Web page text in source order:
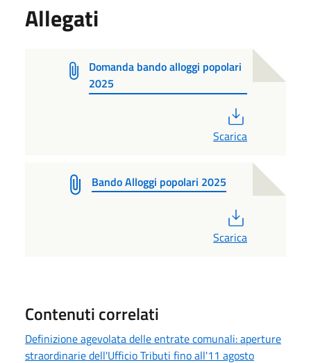
Allegati
Domanda bando alloggi popolari
2025
Scarica
Bando Alloggi popolari 2025
Scarica
Contenuti correlati
Definizione agevolata delle entrate comunali: aperture
straordinarie dell'Ufficio Tributi fino all'11 agosto